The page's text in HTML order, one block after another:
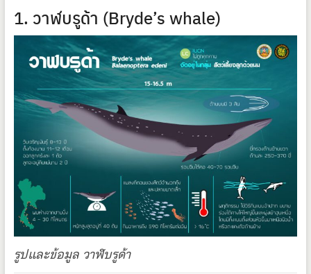
1. วาฬบรูด้า (Bryde’s whale)
รูปและข้อมูล วาฬบรูด้า